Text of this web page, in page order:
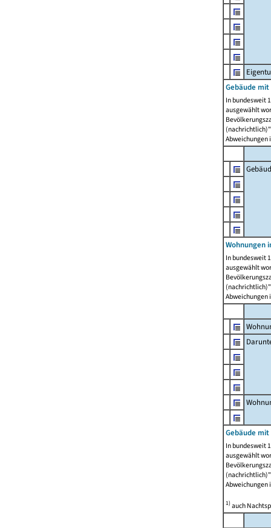
Gebäude
In bundesweit
ausgewählt
Abweichungen
Wohnungen
In bundesweit
ausgewählt
Abweichungen
Gebäude
In bundesweit
ausgewählt
Abweichungen
1)auch